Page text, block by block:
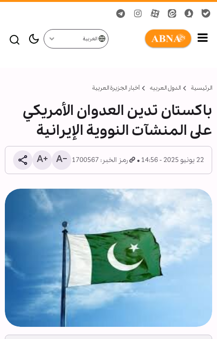
العربية
الرئيسية الدول العربیه أخبار الجزيرة العربية
باكستان تدين العدوان الأمريكي
على المنشآت النووية الإيرانية
22 يونيو 2025 - 14:56 رمز الخبر: 1700567